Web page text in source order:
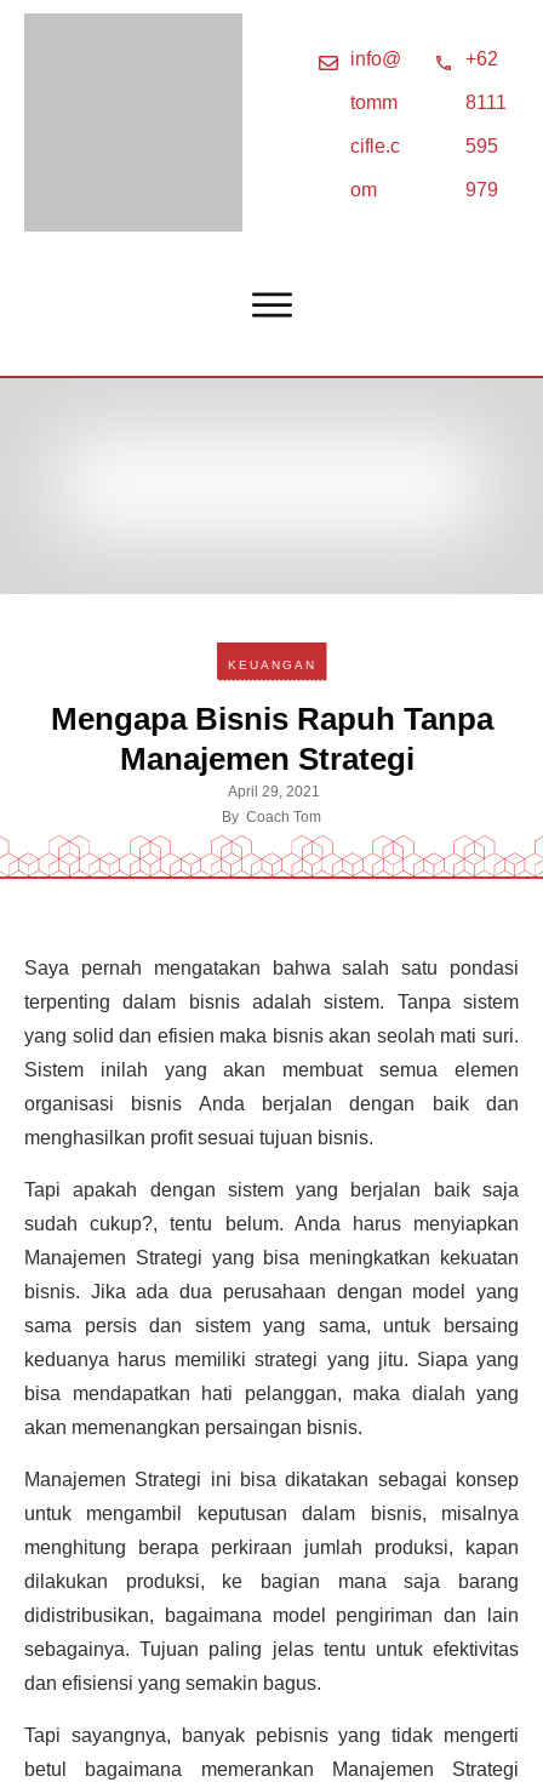
info@
tomm
cifle.c
om
+62
8111
595
979
KEUANGAN
Mengapa Bisnis Rapuh Tanpa
Manajemen Strategi
April 29, 2021
By Coach Tom
Saya pernah mengatakan bahwa salah satu pondasi
terpenting dalam bisnis adalah sistem. Tanpa sistem
yang solid dan efisien maka bisnis akan seolah mati suri.
Sistem inilah yang akan membuat semua elemen
organisasi bisnis Anda berjalan dengan baik dan
menghasilkan profit sesuai tujuan bisnis.
Tapi apakah dengan sistem yang berjalan baik saja
sudah cukup?, tentu belum. Anda harus menyiapkan
Manajemen Strategi yang bisa meningkatkan kekuatan
bisnis. Jika ada dua perusahaan dengan model yang
sama persis dan sistem yang sama, untuk bersaing
keduanya harus memiliki strategi yang jitu. Siapa yang
bisa mendapatkan hati pelanggan, maka dialah yang
akan memenangkan persaingan bisnis.
Manajemen Strategi ini bisa dikatakan sebagai konsep
untuk mengambil keputusan dalam bisnis, misalnya
menghitung berapa perkiraan jumlah produksi, kapan
dilakukan produksi, ke bagian mana saja barang
didistribusikan, bagaimana model pengiriman dan lain
sebagainya. Tujuan paling jelas tentu untuk efektivitas
dan efisiensi yang semakin bagus.
Tapi sayangnya, banyak pebisnis yang tidak mengerti
betul bagaimana memerankan Manajemen Strategi